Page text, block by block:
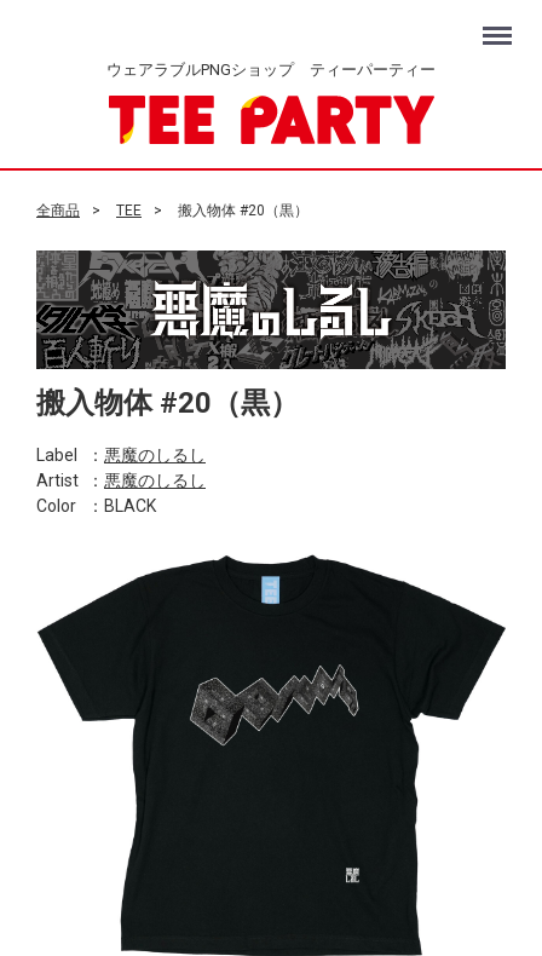
ウェアラブルPNGショップ ティーパーティー
Menu
全商品 TEE 搬入物体 #20（黒）
搬入物体 #20（黒）
Label ： 悪魔のしるし
Artist
： 悪魔のしるし
Color
：BLACK